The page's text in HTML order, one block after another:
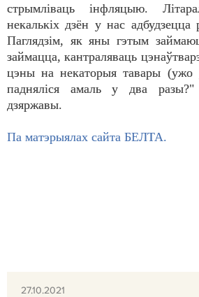
стрымліваць інфляцыю.
некалькіх дзён у нас адбудзецца
Паглядзім, як яны гэтым
займацца, кантраляваць
цэны на некаторыя тавары (ужо
падняліся амаль у два
дзяржавы.
Па матэрыялах сайта БЕЛТА.
27.10.2021